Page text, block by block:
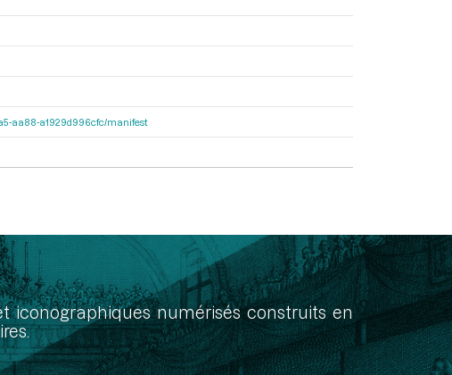
aa88-a1929d996cfc/manifest
iconographiques numérisés construits en